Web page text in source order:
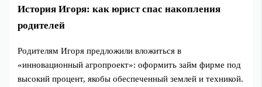
История Игоря: как юрист спас накопления
родителей
Родителям Игоря предложили вложиться в
«инновационный агропроект»: оформить займ фирме под
высокий процент, якобы обеспеченный землей и техникой.